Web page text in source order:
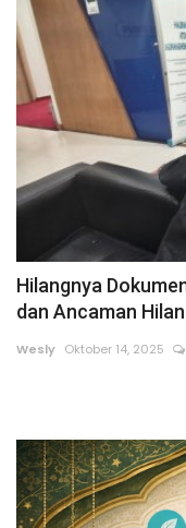
Artikel
Ekonomi
Olahraga
Hukum
Nasional
Otomotif
Umum
Politik
Daerah
Hilangnya
dan Ancaman
Wesly Oktober 14, 2025